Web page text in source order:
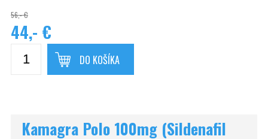
56,- €
44,- €
DO KOŠÍKA
Kamagra Polo 100mg (Sildenafil